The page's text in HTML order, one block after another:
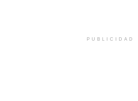
PUBLICIDAD